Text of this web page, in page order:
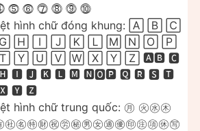
⓹ ⓺ ⓻ ⓼ ⓽ ⓾
hình chữ đóng khung: 🄰 🄱 🄲
🄷 🄸 🄹 🄺 🄻 🄼 🄽 🄾 🄿
🅈 🅄 🅅 🅆 🅇 🅈 🅉 🅰🅱 🅲
🅸 🅹 🅺 🅻 🅼 🅽🅾🅿 🆀 🆁 🆂 🆃
🆈 🆉
hình chữ trung quốc: ㊊ ㊋㊌㊍
㊓㊔㊕㊖㊗㊘㊙㊚㊛㊜㊝㊞㊟㊠㊡㊢